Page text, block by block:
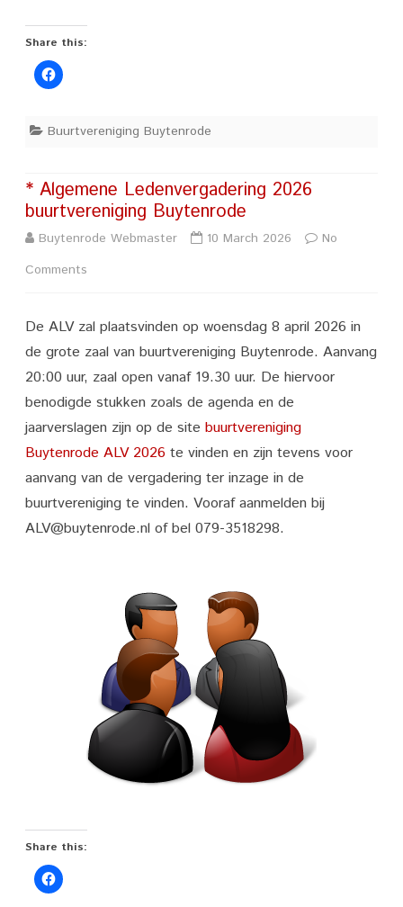
Share this:
Buurtvereniging Buytenrode
* Algemene Ledenvergadering 2026
buurtvereniging Buytenrode
Buytenrode Webmaster 10 March 2026
No
Comments
Algemene
2026
buurtvereniging
Buytenrode
De ALV zal plaatsvinden op woensdag 8 april 2026 in
de grote zaal van buurtvereniging Buytenrode. Aanvang
20:00 uur, zaal open vanaf 19.30 uur. De hiervoor
benodigde stukken zoals de agenda en de
jaarverslagen zijn op de site buurtvereniging
Buytenrode ALV 2026 te vinden en zijn tevens voor
aanvang van de vergadering ter inzage in de
buurtvereniging te vinden. Vooraf aanmelden bij
ALV@buytenrode.nl of bel 079-3518298.
Share this: